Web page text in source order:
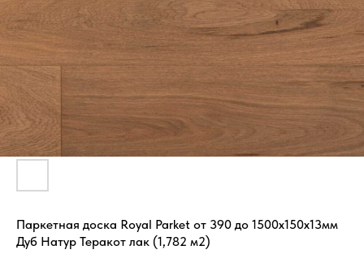
Паркетная доска Royal Parket от 390 до 1500х150х13мм
Дуб Натур Теракот лак (1,782 м2)